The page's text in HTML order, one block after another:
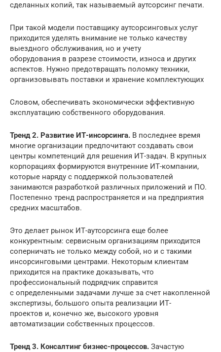
сделанных копий, так называемый аутсорсинг печати.
При такой модели поставщику аутсорсинговых услуг
приходится уделять внимание не только качеству
выездного обслуживания, но и учету
оборудования в разрезе стоимости, износа и других
аспектов. Нужно предотвращать поломку техники,
организовывать поставки и хранение комплектующих
Словом, обеспечивать экономически эффективную
эксплуатацию собственного оборудования.
Тренд 2. Развитие ИТ-инсорсинга. В последнее время
многие организации предпочитают создавать свои
центры компетенций для решения ИТ-задач. В крупных
корпорациях формируются внутренние ИТ-компании,
которые наряду с поддержкой пользователей
занимаются разработкой различных приложений и ПО.
Постепенно тренд распространяется и на предприятия
средних масштабов.
Это делает рынок ИТ-аутсорсинга еще более
конкурентным: сервисным организациям приходится
соперничать не только между собой, но и с такими
инсорсинговыми центрами. Некоторым клиентам
приходится на практике доказывать, что
профессиональный подрядчик справится
с определенными задачами лучше за счет накопленной
экспертизы, большого опыта реализации ИТ-
проектов и, конечно же, высокого уровня
автоматизации собственных процессов.
Тренд 3. Консалтинг бизнес-процессов. Зачастую